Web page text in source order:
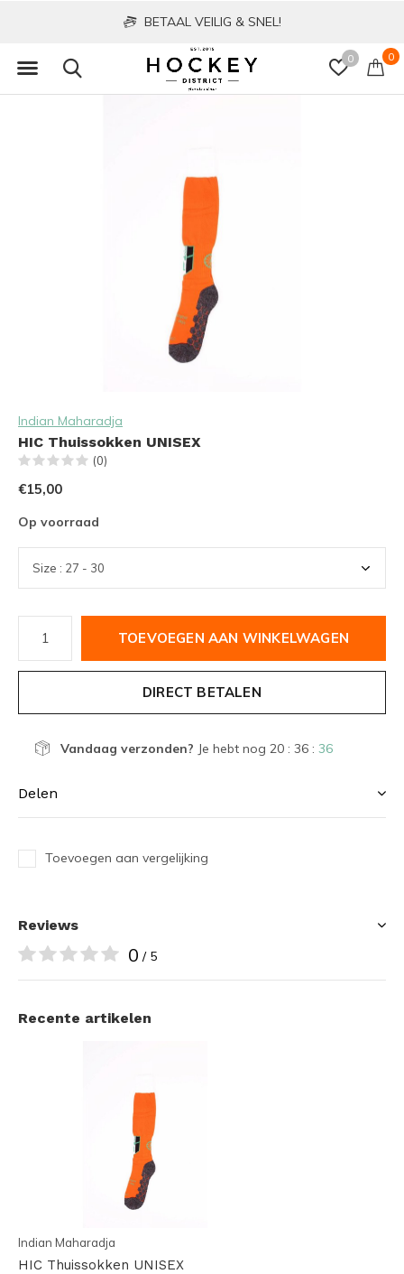
0 0
BETAAL VEILIG & SNEL!
Indian Maharadja
HIC Thuissokken UNISEX
(0)
€15,00
Op voorraad
TOEVOEGEN AAN WINKELWAGEN
DIRECT BETALEN
Vandaag verzonden? Je hebt nog 20 : 36 : 36
Delen
Toevoegen aan vergelijking
Reviews
0 / 5
Recente artikelen
Indian Maharadja
HIC Thuissokken UNISEX